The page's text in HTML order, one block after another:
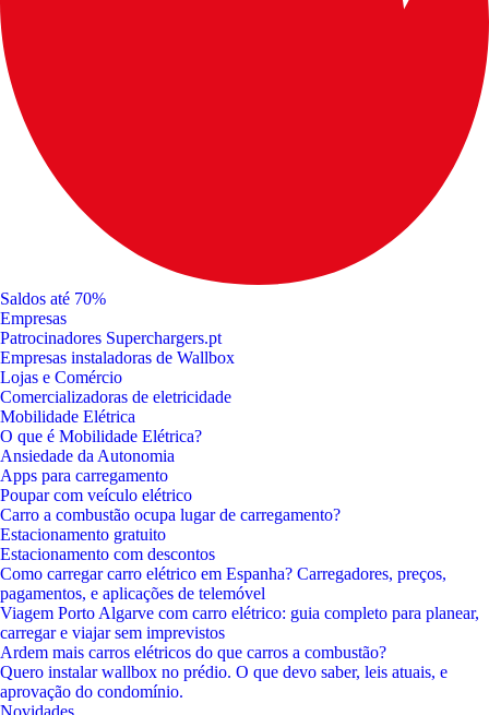
Saldos até 70%
Empresas
Patrocinadores Superchargers.pt
Empresas instaladoras de Wallbox
Lojas e Comércio
Comercializadoras de eletricidade
Mobilidade Elétrica
O que é Mobilidade Elétrica?
Ansiedade da Autonomia
Apps para carregamento
Poupar com veículo elétrico
Carro a combustão ocupa lugar de carregamento?
Estacionamento gratuito
Estacionamento com descontos
Como carregar carro elétrico em Espanha? Carregadores, preços,
pagamentos, e aplicações de telemóvel
Viagem Porto Algarve com carro elétrico: guia completo para planear,
carregar e viajar sem imprevistos
Ardem mais carros elétricos do que carros a combustão?
Quero instalar wallbox no prédio. O que devo saber, leis atuais, e
aprovação do condomínio.
Novidades